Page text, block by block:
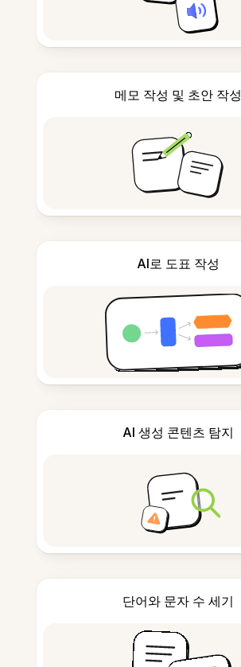
메모 작성 및 초안 작성
AI로 도표 작성
AI 생성 콘텐츠 탐지
단어와 문자 수 세기